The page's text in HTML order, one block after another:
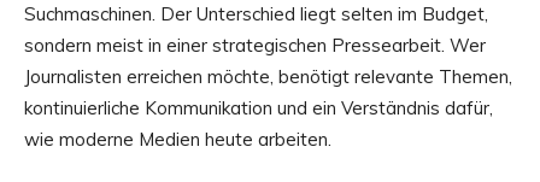
Suchmaschinen. Der Unterschied liegt selten im Budget,
sondern meist in einer strategischen Pressearbeit. Wer
Journalisten erreichen möchte, benötigt relevante Themen,
kontinuierliche Kommunikation und ein Verständnis dafür,
wie moderne Medien heute arbeiten.